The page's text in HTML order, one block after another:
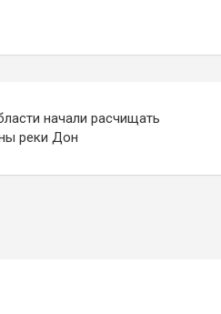
начали расчищать
реки Дон